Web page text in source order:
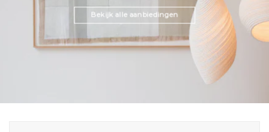
Bekijk alle aanbiedingen